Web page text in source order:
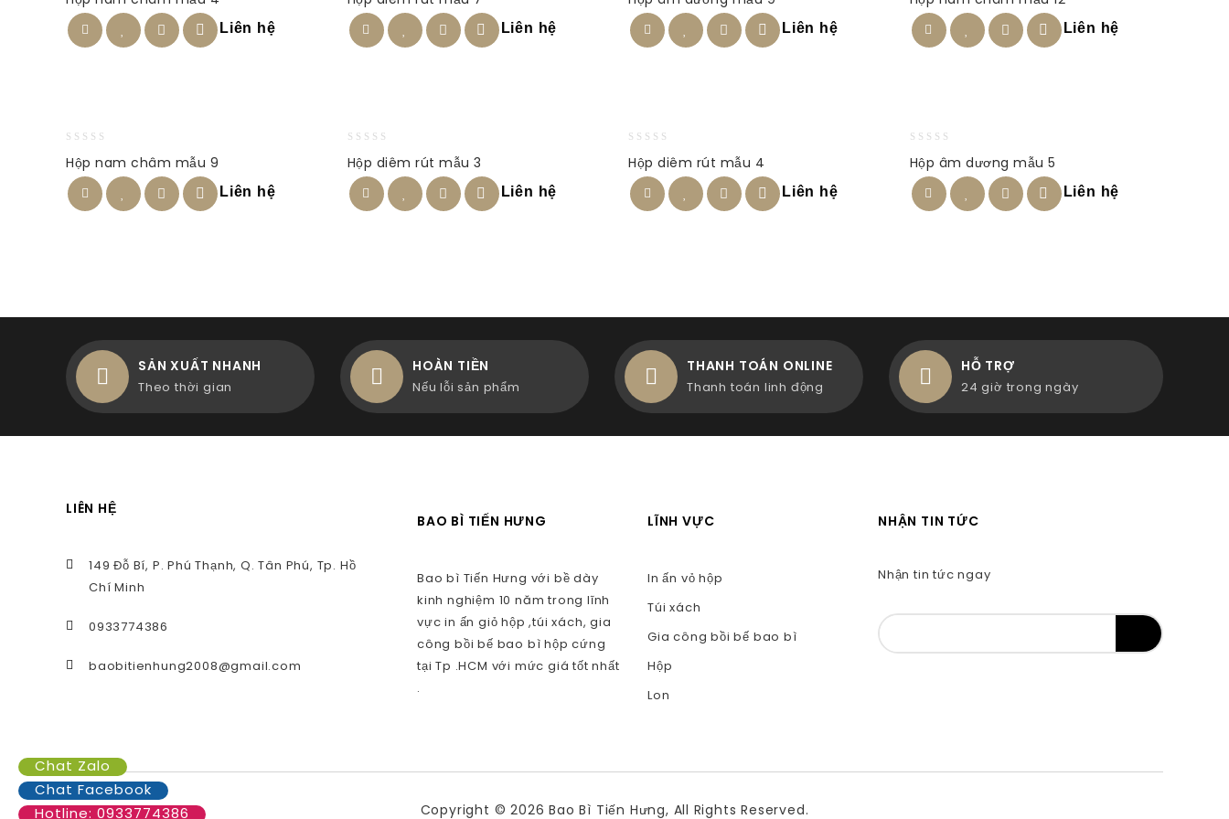
out
of
5
Liên hệ
out
of
5
Liên hệ
out
of
5
Liên hệ
out
of
5
Liên hệ
out
of
5
Hộp nam châm mẫu 9
Liên hệ
out
of
5
Hộp diêm rút mẫu 3
Liên hệ
out
of
5
Hộp diêm rút mẫu 4
Liên hệ
out
of
5
Hộp âm dương mẫu 5
Liên hệ
SẢN XUẤT NHANH
Theo thời gian
HOÀN TIỀN
Nếu lỗi sản phẩm
THANH TOÁN ONLINE
Thanh toán linh động
HỖ TRỢ
24 giờ trong ngày
LIÊN HỆ
149 Đỗ Bí, P. Phú Thạnh, Q. Tân Phú, Tp. Hồ
Chí Minh
0933774386
baobitienhung2008@gmail.com
BAO BÌ TIẾN HƯNG
Bao bì Tiến Hưng với bề dày
kinh nghiệm 10 năm trong lĩnh
vực in ấn giỏ hộp ,túi xách, gia
công bồi bế bao bì hộp cứng
tại Tp .HCM với mức giá tốt nhất
.
LĨNH VỰC
In ấn vỏ hộp
Túi xách
Gia công bồi bế bao bì
Hộp
Lon
NHẬN TIN TỨC
Nhận tin tức ngay
Copyright © 2026 Bao Bì Tiến Hưng, All Rights Reserved.
Chat Zalo
Chat Facebook
Hotline: 0933774386